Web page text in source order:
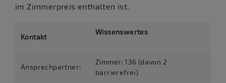
im Zimmerpreis enthalten ist.
Kontakt
Wissenswertes
Ansprechpartner:
Zimmer: 136 (davon 2
barrierefrei)